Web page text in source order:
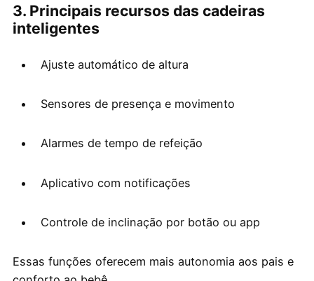
3. Principais recursos das cadeiras
inteligentes
Ajuste automático de altura
Sensores de presença e movimento
Alarmes de tempo de refeição
Aplicativo com notificações
Controle de inclinação por botão ou app
Essas funções oferecem mais autonomia aos pais e